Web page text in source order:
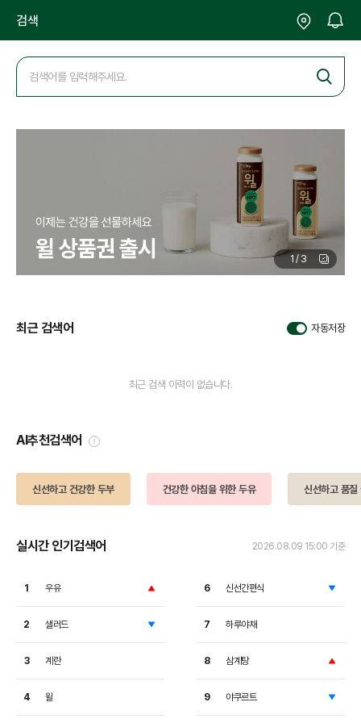
검색
검
색
1/3
최근 검색어 자동저장
최근 검색 이력이 없습니다.
AI추천검색어
신선하고 건강한 두부 건강한 아침을 위한 두유 신선하고 품질
실시간 인기검색어 2026.08.09 15:00 기준
1 우유
상
승
2
샐러드
하
락
3
계란
4 윌
6 신선간편식
하
락
7
하루야채
8 삼계탕
상
승
9
야쿠르트
하
락